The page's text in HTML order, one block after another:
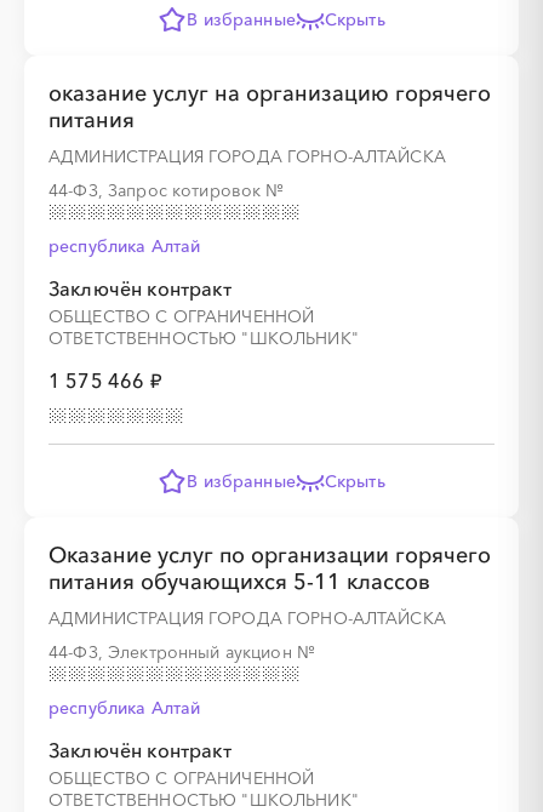
В избранные Скрыть
оказание услуг на организацию горячего
питания
АДМИНИСТРАЦИЯ ГОРОДА ГОРНО-АЛТАЙСКА
44-ФЗ, Запрос котировок №
республика Алтай
Заключён контракт
ОБЩЕСТВО С ОГРАНИЧЕННОЙ
ОТВЕТСТВЕННОСТЬЮ "ШКОЛЬНИК"
1 575 466 ₽
В избранные Скрыть
Оказание услуг по организации горячего
питания обучающихся 5-11 классов
АДМИНИСТРАЦИЯ ГОРОДА ГОРНО-АЛТАЙСКА
44-ФЗ, Электронный аукцион №
республика Алтай
Заключён контракт
ОБЩЕСТВО С ОГРАНИЧЕННОЙ
ОТВЕТСТВЕННОСТЬЮ "ШКОЛЬНИК"